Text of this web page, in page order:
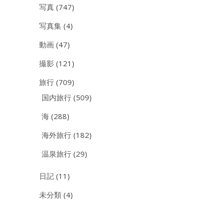
写真 (747)
写真集 (4)
動画 (47)
撮影 (121)
旅行 (709)
国内旅行 (509)
海 (288)
海外旅行 (182)
温泉旅行 (29)
日記 (11)
未分類 (4)